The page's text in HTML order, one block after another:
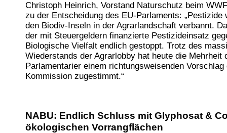
Christoph Heinrich, Vorstand Naturschutz beim
zu der Entscheidung des EU-Parlaments: „Pestizide
den Biodiv-Inseln in der Agrarlandschaft verbannt.
der mit Steuergeldern finanzierte Pestizideinsatz
Biologische Vielfalt endlich gestoppt. Trotz des
Wiederstands der Agrarlobby hat heute die Mehrheit
Parlamentarier einem richtungsweisenden Vorschlag
Kommission zugestimmt.“
NABU: Endlich Schluss mit Glyphosat &
ökologischen Vorrangflächen